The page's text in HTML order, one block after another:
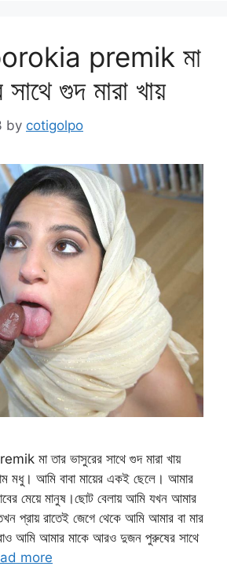
premik মা
গুদ মারা খায়
by cotigolpo
মা তার ভাসুরের সাথে গুদ মারা খায়
আমি বাবা মায়ের একই ছেলে। আমার
মেয়ে মানুষ।ছোট বেলায় আমি যখন আমার
প্রায় রাতেই জেগে থেকে আমি আমার বা মার
আমি আমার মাকে আরও দুজন পুরুষের সাথে
more